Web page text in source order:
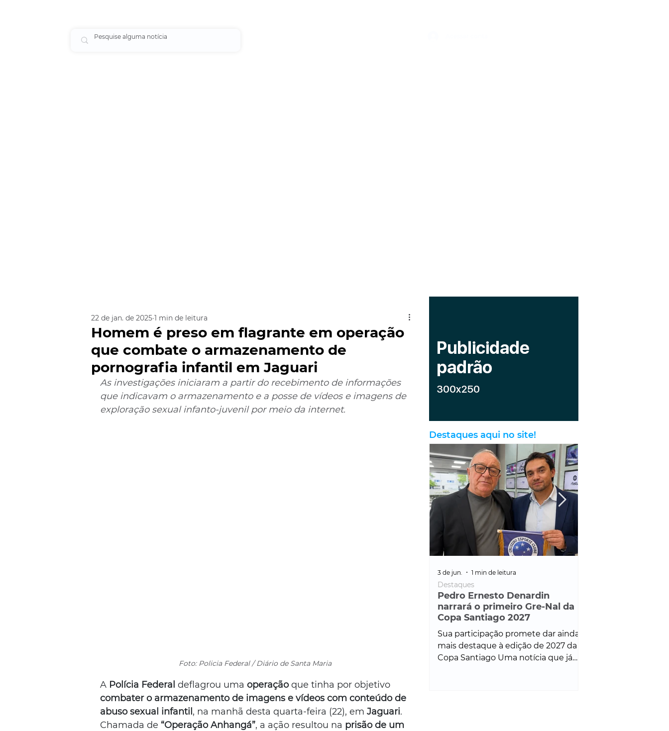
Homem é preso em flagrante em operação
que combate o armazenamento de
pornografia infantil em Jaguari
22 de jan. de 2025 1 min de leitura
As investigações iniciaram a partir do recebimento de informações
que indicavam o armazenamento e a posse de vídeos e imagens de
exploração sexual infanto-juvenil por meio da internet.
Foto: Policia Federal / Diário de Santa Maria
A Polícia Federal deflagrou uma operação que tinha por objetivo
combater o armazenamento de imagens e vídeos com conteúdo de
abuso sexual infantil, na manhã desta quarta-feira (22), em Jaguari.
Chamada de “Operação Anhangá”, a ação resultou na prisão de um
Destaques aqui no site!
Pedro Ernesto Denardin
narrará o primeiro Gre-Nal da
Copa Santiago 2027
Sua participação promete dar ainda
mais destaque à edição de 2027 da
Copa Santiago Uma notícia que já
Destaques
3 de jun. 1 min de leitura